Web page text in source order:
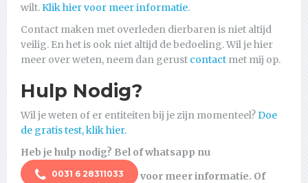
wilt.Klik hier voor meer informatie.
Contact maken met overleden dierbaren is niet altijd
veilig. En het is ook niet altijd de bedoeling. Wil je hier
meer over weten, neem dan gerust contact met mij op.
Hulp Nodig?
Wil je weten of er entiteiten bij je zijn momenteel?Doe
de gratis test, klik hier.
Heb je hulp nodig? Bel of whatsapp nu
0031 6 28311033 voor meer informatie. Of